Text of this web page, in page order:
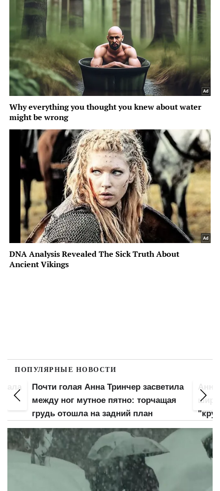
ПОПУЛЯРНЫЕ НОВОСТИ
Почти голая Анна Тринчер засветила
между ног мутное пятно: торчащая
грудь отошла на задний план